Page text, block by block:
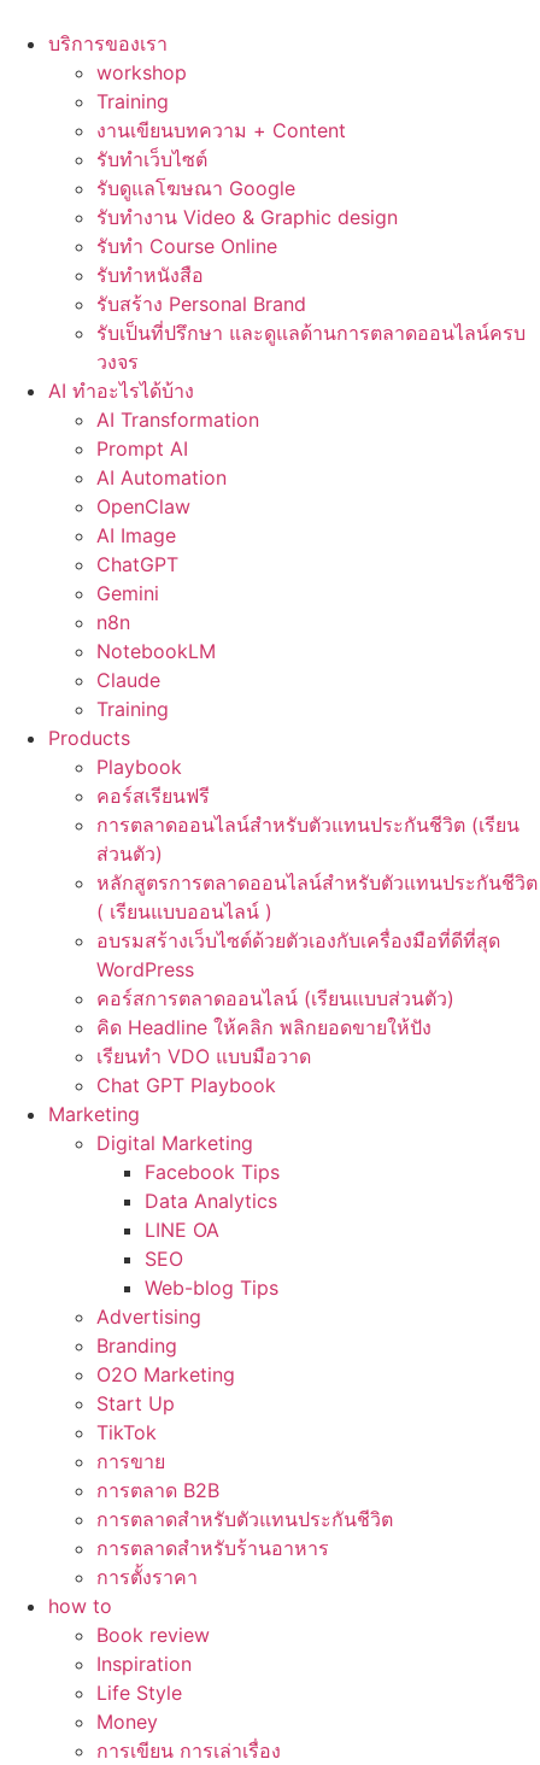
บริการของเรา
workshop
Training
งานเขียนบทความ + Content
รับทำเว็บไซต์
รับดูแลโฆษณา Google
รับทำงาน Video & Graphic design
รับทำ Course Online
รับทำหนังสือ
รับสร้าง Personal Brand
รับเป็นที่ปรึกษา และดูแลด้านการตลาดออนไลน์ครบ
วงจร
AI ทำอะไรได้บ้าง
AI Transformation
Prompt AI
AI Automation
OpenClaw
AI Image
ChatGPT
Gemini
n8n
NotebookLM
Claude
Training
Products
Playbook
คอร์สเรียนฟรี
การตลาดออนไลน์สำหรับตัวแทนประกันชีวิต (เรียน
ส่วนตัว)
หลักสูตรการตลาดออนไลน์สำหรับตัวแทนประกันชีวิต
( เรียนแบบออนไลน์ )
อบรมสร้างเว็บไซต์ด้วยตัวเองกับเครื่องมือที่ดีที่สุด
WordPress
คอร์สการตลาดออนไลน์ (เรียนแบบส่วนตัว)
คิด Headline ให้คลิก พลิกยอดขายให้ปัง
เรียนทำ VDO แบบมือวาด
Chat GPT Playbook
Marketing
Digital Marketing
Facebook Tips
Data Analytics
LINE OA
SEO
Web-blog Tips
Advertising
Branding
O2O Marketing
Start Up
TikTok
การขาย
การตลาด B2B
การตลาดสำหรับตัวแทนประกันชีวิต
การตลาดสำหรับร้านอาหาร
การตั้งราคา
how to
Book review
Inspiration
Life Style
Money
การเขียน การเล่าเรื่อง